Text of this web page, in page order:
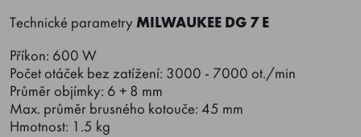
Technické parametryMILWAUKEE DG 7 E
Příkon: 600 W
Počet otáček bez zatížení: 3000 - 7000 ot./min
Průměr objímky: 6 + 8 mm
Max. průměr brusného kotouče: 45 mm
Hmotnost: 1.5 kg